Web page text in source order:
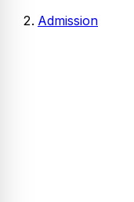
Admission